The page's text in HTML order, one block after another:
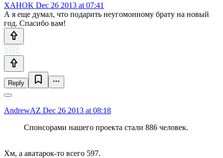
XAHOK Dec 26 2013 at 07:41
А я еще думал, что подарить неугомонному брату на новый
год. Спасибо вам!
Reply
AndrewAZ Dec 26 2013 at 08:18
Спонсорами нашего проекта стали 886 человек.
Хм, а аватарок-то всего 597.